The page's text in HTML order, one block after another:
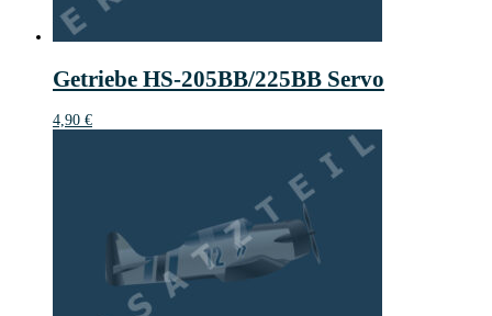
Getriebe HS-205BB/225BB Servo
4,90 €